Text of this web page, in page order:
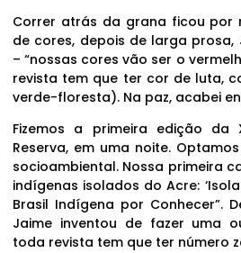
Correr atrás da grana ficou por
de cores, depois de larga prosa,
– “nossas cores vão ser o
revista tem que ter cor de luta,
verde-floresta). Na paz, acabei
Fizemos a primeira edição da
Reserva, em uma noite.
socioambiental. Nossa primeira
indígenas isolados do Acre:
Brasil Indígena por Conhecer”.
Jaime inventou de fazer uma
toda revista tem que ter número